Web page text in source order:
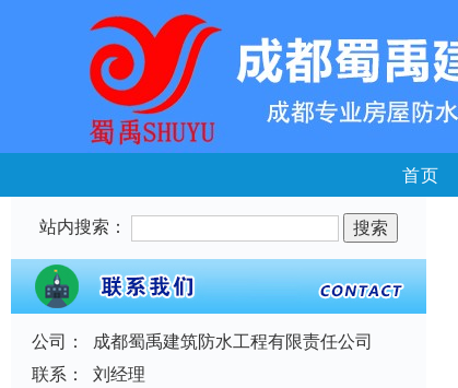
首页
站内搜索：
公司：
成都蜀禹建筑防水工程有限责任公司
联系：
刘经理